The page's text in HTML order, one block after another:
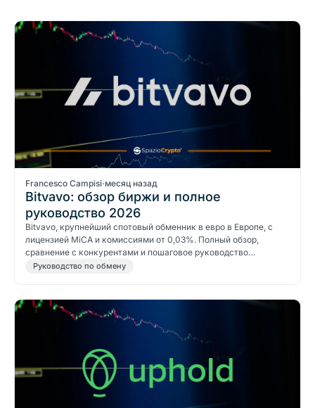
Francesco Campisi·месяц назад
Bitvavo: обзор биржи и полное
руководство 2026
Bitvavo, крупнейший спотовый обменник в евро в Европе, с
лицензией MiCA и комиссиями от 0,03%. Полный обзор,
сравнение с конкурентами и пошаговое руководство…
Руководство по обмену